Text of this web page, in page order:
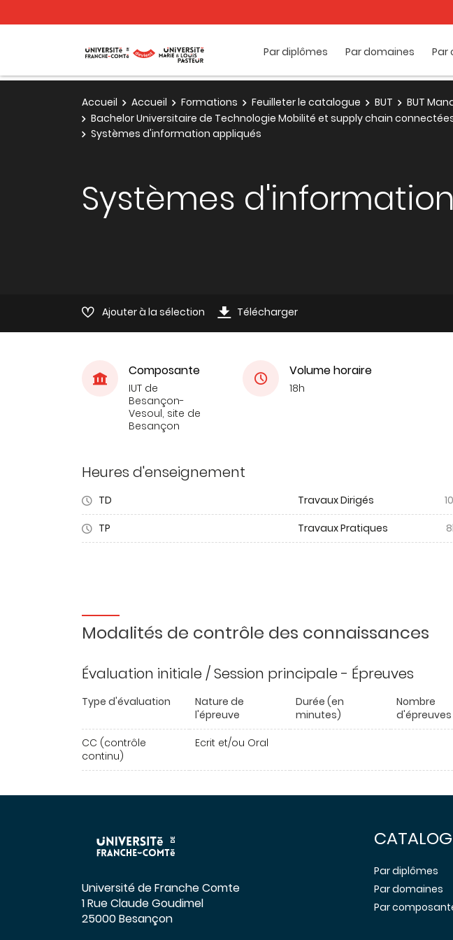
Par diplômes Par domaines Par
Accueil Accueil Formations Feuilleter le catalogue BUT
BUT
Bachelor Universitaire de Technologie Mobilité et supply chain
Systèmes d'information appliqués
Systèmes
Ajouter à la sélection Télécharger
Composante
IUT de
Besançon-
Vesoul, site de
Besançon
Volume horaire
18h
Heures d'enseignement
TD Travaux Dirigés
TP
Travaux Pratiques
Modalités de contrôle des connaissances
Évaluation initiale / Session principale - Épreuves
Type d'évaluation
Nature de
l'épreuve
Durée (en
minutes)
Nombre
d'épreuves
CC (contrôle
continu)
Ecrit et/ou Oral
Université de Franche Comte
1 Rue Claude Goudimel
25000 Besançon
Par diplômes
Par domaines
Par